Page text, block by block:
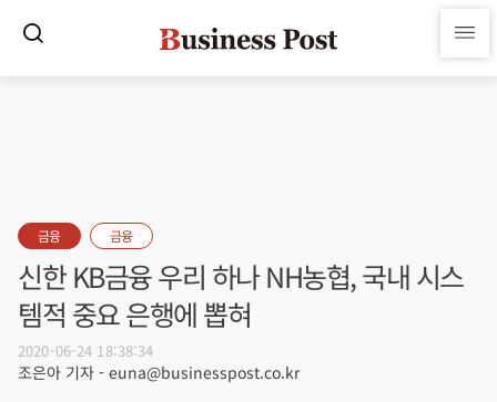
금융 금융
신한 KB금융 우리 하나 NH농협, 국내 시스
템적 중요 은행에 뽑혀
2020-06-24 18:38:34
조은아 기자 - euna@businesspost.co.kr